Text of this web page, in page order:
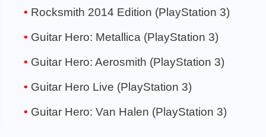
Rocksmith 2014 Edition (PlayStation 3)
Guitar Hero: Metallica (PlayStation 3)
Guitar Hero: Aerosmith (PlayStation 3)
Guitar Hero Live (PlayStation 3)
Guitar Hero: Van Halen (PlayStation 3)